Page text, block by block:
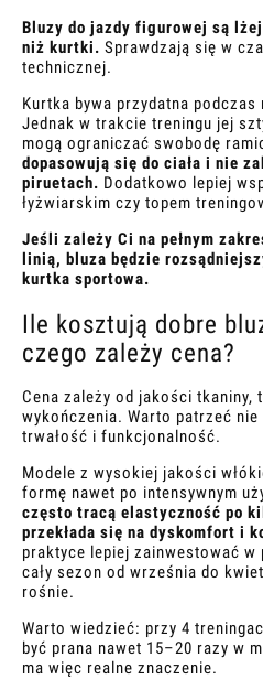
Bluzy do jazdy figurowej są
niż kurtki. Sprawdzają się w
technicznej.
Kurtka bywa przydatna
Jednak w trakcie treningu jej
mogą ograniczać swobodę
dopasowują się do ciała i nie
piruetach. Dodatkowo lepiej
łyżwiarskim czy topem
Jeśli zależy Ci na pełnym
linią, bluza będzie
kurtka sportowa.
Ile kosztują dobre
czego zależy cena?
Cena zależy od jakości
wykończenia. Warto patrzeć
trwałość i funkcjonalność.
Modele z wysokiej jakości
formę nawet po intensywnym
często tracą elastyczność po
przekłada się na dyskomfort i
praktyce lepiej zainwestować
cały sezon od września do
rośnie.
Warto wiedzieć: przy 4
być prana nawet 15–20 razy w
ma więc realne znaczenie.